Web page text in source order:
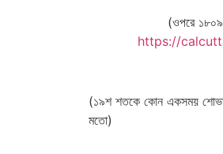
(ওপরে ১৮০৯
https://
(১৯শ শতকে কোন একসময়
মতো)